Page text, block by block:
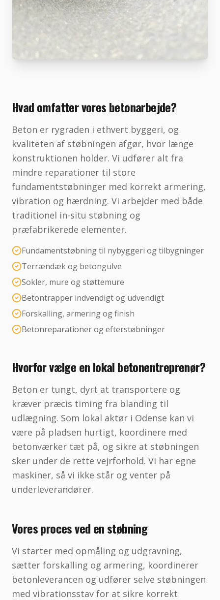
Hvad omfatter vores betonarbejde?
Beton er rygraden i ethvert byggeri, og
kvaliteten af støbningen afgør, hvor længe
konstruktionen holder. Vi udfører alt fra
mindre reparationer til store
fundamentstøbninger med korrekt armering,
vibration og hærdning. Vi arbejder med både
traditionel in-situ støbning og
præfabrikerede elementer.
Fundamentstøbning til nybyggeri og tilbygninger
Terrændæk og betongulve
Sokler, mure og støttemure
Betontrapper indvendigt og udvendigt
Forskalling, armering og finish
Betonreparationer og efterstøbninger
Hvorfor vælge en lokal betonentreprenør?
Beton er tungt, dyrt at transportere og
kræver præcis timing fra blanding til
udlægning. Som lokal aktør i Odense kan vi
være på pladsen hurtigt, koordinere med
betonværker tæt på, og sikre at støbningen
sker under de rette vejrforhold. Vi har egne
maskiner, så vi ikke står og venter på
underleverandører.
Vores proces ved en støbning
Vi starter med opmåling og udgravning,
sætter forskalling og armering, koordinerer
betonleverancen og udfører selve støbningen
med vibrationsstav for at sikre korrekt